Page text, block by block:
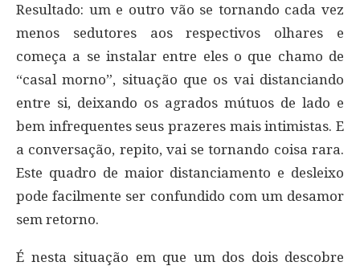
Resultado: um e outro vão se tornando cada vez
menos sedutores aos respectivos olhares e
começa a se instalar entre eles o que chamo de
“casal morno”, situação que os vai distanciando
entre si, deixando os agrados mútuos de lado e
bem infrequentes seus prazeres mais intimistas. E
a conversação, repito, vai se tornando coisa rara.
Este quadro de maior distanciamento e desleixo
pode facilmente ser confundido com um desamor
sem retorno.
É nesta situação em que um dos dois descobre